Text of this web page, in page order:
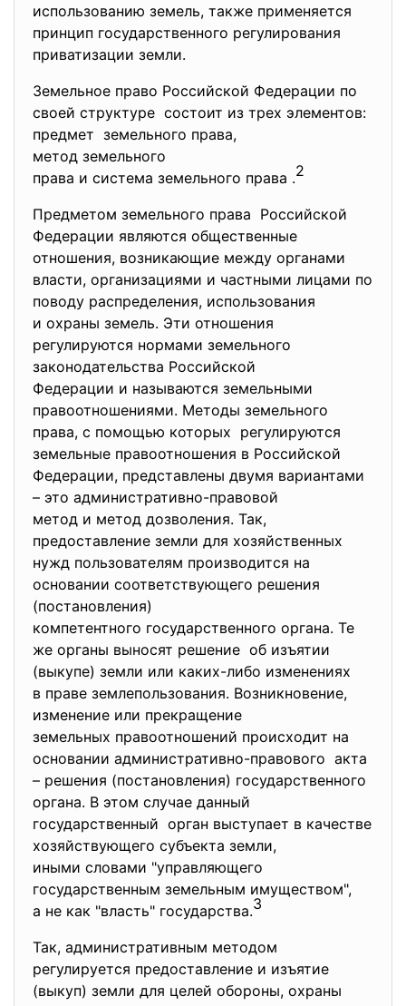
использованию земель, также применяется
принцип государственного регулирования
приватизации земли.
Земельное право Российской Федерации по
своей структуре состоит из трех элементов:
предмет земельного права,
метод земельного
права и система земельного права .2
Предметом земельного права Российской
Федерации являются общественные
отношения, возникающие между органами
власти, организациями и частными лицами по
поводу распределения, использования
и охраны земель. Эти отношения
регулируются нормами земельного
законодательства Российской
Федерации и называются земельными
правоотношениями. Методы земельного
права, с помощью которых регулируются
земельные правоотношения в Российской
Федерации, представлены двумя вариантами
– это административно-правовой
метод и метод дозволения. Так,
предоставление земли для хозяйственных
нужд пользователям производится на
основании соответствующего решения
(постановления)
компетентного государственного органа. Те
же органы выносят решение об изъятии
(выкупе) земли или каких-либо изменениях
в праве землепользования. Возникновение,
изменение или прекращение
земельных правоотношений происходит на
основании административно-правового акта
– решения (постановления) государственного
органа. В этом случае данный
государственный орган выступает в качестве
хозяйствующего субъекта земли,
иными словами "управляющего
государственным земельным имуществом",
а не как "власть" государства.3
Так, административным методом
регулируется предоставление и изъятие
(выкуп) земли для целей обороны, охраны